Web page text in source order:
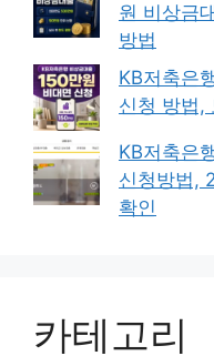
원 비상금
방법
KB저축은
신청 방법,
KB저축은
신청방법,
확인
카테고리